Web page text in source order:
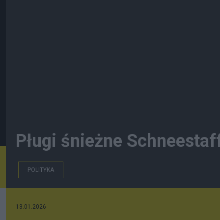
Pługi śnieżne
POLITYKA
13.01.2026